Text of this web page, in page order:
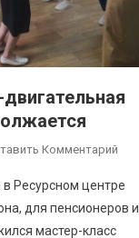
Комментарий
Ресурсном центре
для пенсионеров и
мастер-класс